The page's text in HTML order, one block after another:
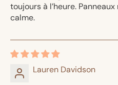
toujours à l’heure.
calme.
Lauren Davidson